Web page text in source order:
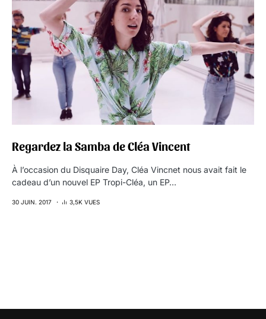
Regardez la Samba de Cléa Vincent
À l’occasion du Disquaire Day, Cléa Vincnet nous avait fait le
cadeau d’un nouvel EP Tropi-Cléa, un EP…
30 JUIN. 2017 3,5K VUES